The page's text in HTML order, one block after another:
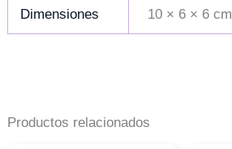
Dimensiones 10 × 6 × 6 cm
Productos relacionados